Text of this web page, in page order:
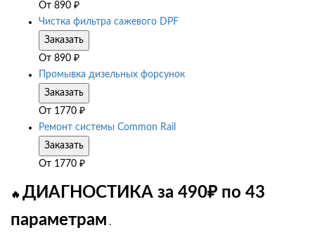
От 890 ₽
Чистка фильтра сажевого DPF
Заказать
От 890 ₽
Промывка дизельных форсунок
Заказать
От 1770 ₽
Ремонт системы Common Rail
Заказать
От 1770 ₽
🔥 ДИАГНОСТИКА за 490₽ по 43
параметрам .